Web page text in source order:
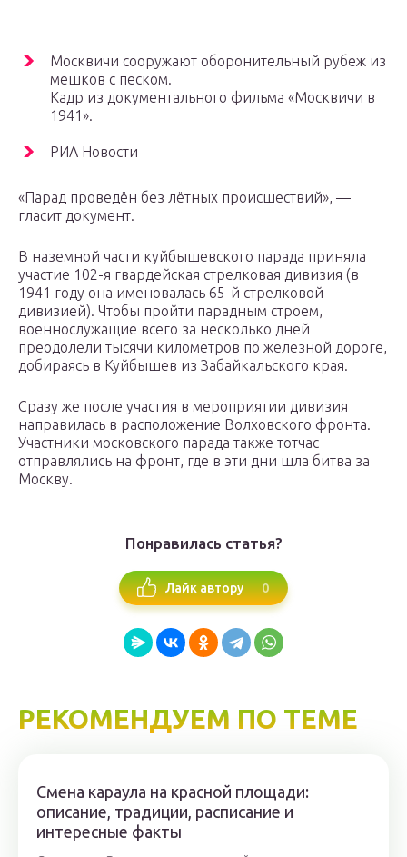
Москвичи сооружают оборонительный рубеж из
мешков с песком.
Кадр из документального фильма «Москвичи в
1941».
РИА Новости
«Парад проведён без лётных происшествий», —
гласит документ.
В наземной части куйбышевского парада приняла
участие 102-я гвардейская стрелковая дивизия (в
1941 году она именовалась 65-й стрелковой
дивизией). Чтобы пройти парадным строем,
военнослужащие всего за несколько дней
преодолели тысячи километров по железной дороге,
добираясь в Куйбышев из Забайкальского края.
Сразу же после участия в мероприятии дивизия
направилась в расположение Волховского фронта.
Участники московского парада также тотчас
отправлялись на фронт, где в эти дни шла битва за
Москву.
Понравилась статья?
Лайк автору 0
РЕКОМЕНДУЕМ ПО ТЕМЕ
Смена караула на красной площади:
описание, традиции, расписание и
интересные факты